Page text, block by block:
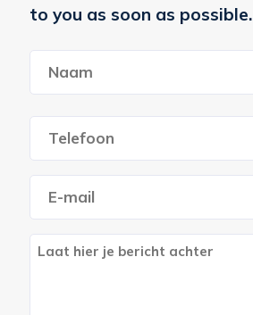
to you as soon as possible.
Telefoon
mailadres
Berich